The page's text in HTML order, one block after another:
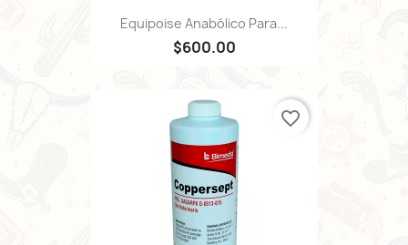
Equipoise Anabólico Para...
$600.00
favorite_border